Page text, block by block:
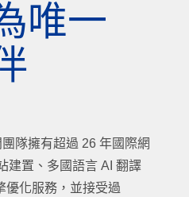
唯一
隊擁有超過 26 年國際網
建置、多國語言 AI 翻譯
優化服務，並接受過